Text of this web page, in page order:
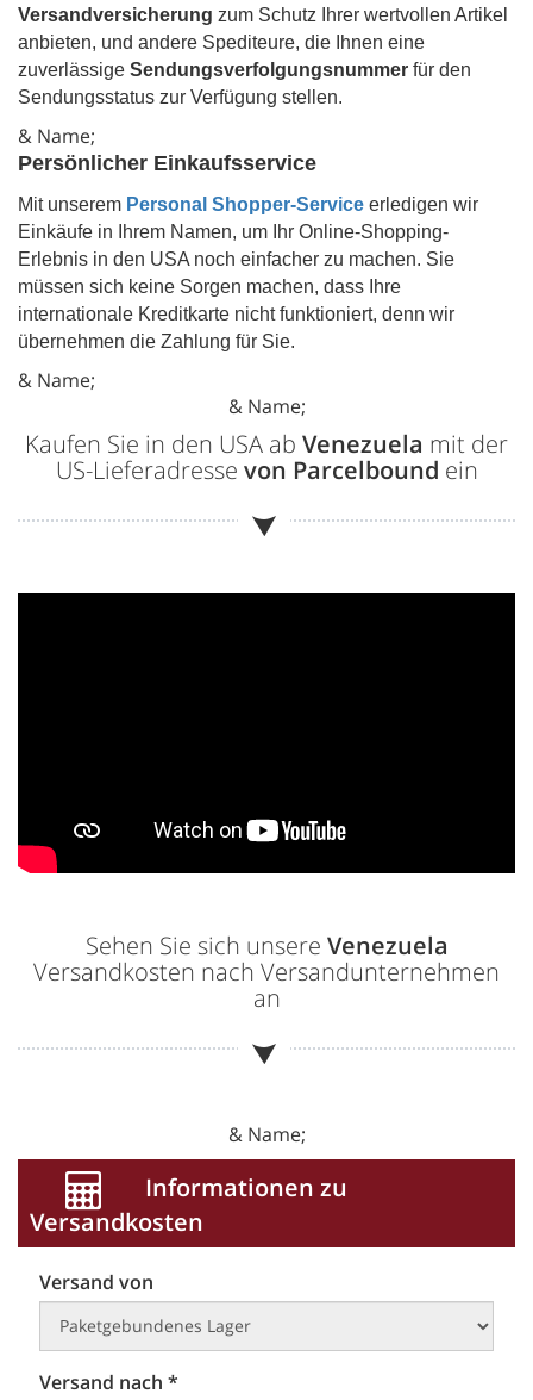
Versandversicherung zum Schutz Ihrer wertvollen Artikel
anbieten, und andere Spediteure, die Ihnen eine
zuverlässige Sendungsverfolgungsnummer für den
Sendungsstatus zur Verfügung stellen.
& Name;
Persönlicher Einkaufsservice
Mit unserem Personal Shopper-Service erledigen wir
Einkäufe in Ihrem Namen, um Ihr Online-Shopping-
Erlebnis in den USA noch einfacher zu machen. Sie
müssen sich keine Sorgen machen, dass Ihre
internationale Kreditkarte nicht funktioniert, denn wir
übernehmen die Zahlung für Sie.
& Name;
& Name;
Kaufen Sie in den USA ab Venezuela mit der
US-Lieferadresse von Parcelbound ein
Sehen Sie sich unsere Venezuela
Versandkosten nach Versandunternehmen
an
& Name;
Informationen zu
Versandkosten
Versand von
Versand nach *